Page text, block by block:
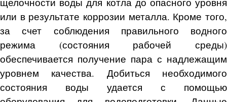
или в результате коррозии металла. Кроме того,
за счет соблюдения правильного водного
режима (состояния рабочей среды)
обеспечивается получение пара с надлежащим
уровнем качества. Добиться необходимого
состояния воды удается с помощью